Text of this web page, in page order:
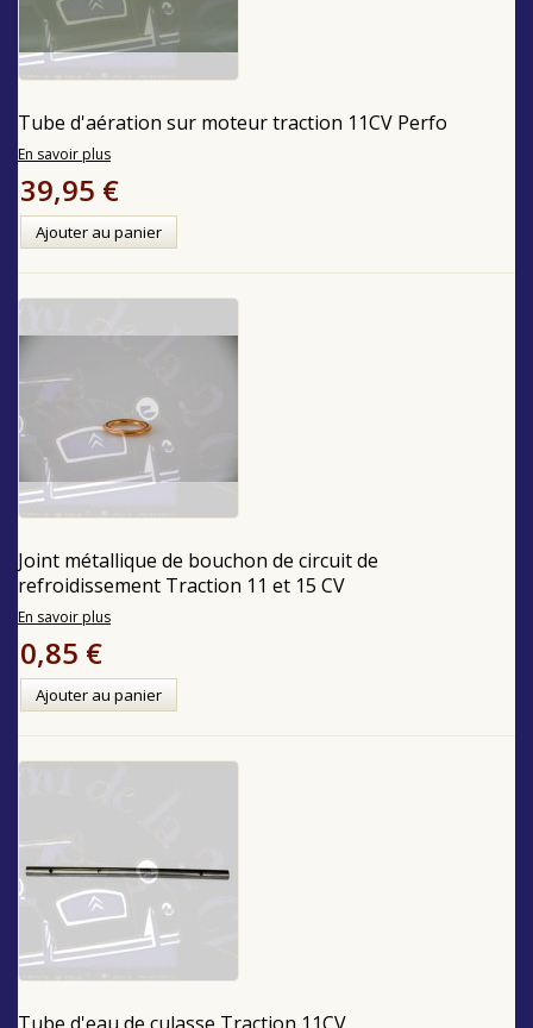
Tube d'aération sur moteur traction 11CV Perfo
En savoir plus
39,95 €
Ajouter au panier
Joint métallique de bouchon de circuit de
refroidissement Traction 11 et 15 CV
En savoir plus
0,85 €
Ajouter au panier